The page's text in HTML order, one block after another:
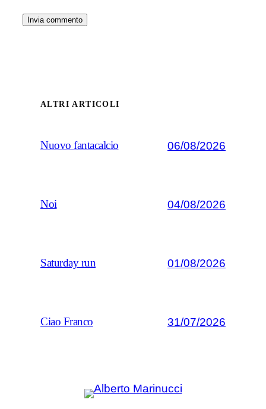
ALTRI ARTICOLI
Nuovo fantacalcio 06/08/2026
Noi 04/08/2026
Saturday run 01/08/2026
Ciao Franco 31/07/2026